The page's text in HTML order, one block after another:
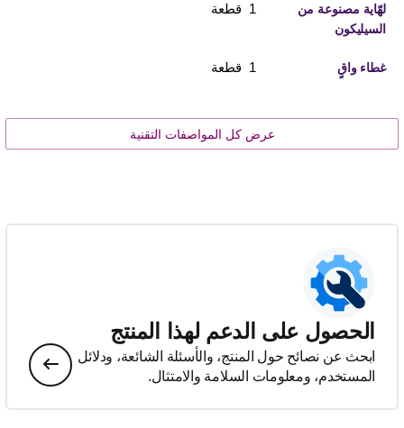
لهّاية مصنوعة من
السيليكون
1 قطعة
غطاء واقٍ 1 قطعة
عرض كل المواصفات التقنية
الحصول على الدعم لهذا المنتج
ابحث عن نصائح حول المنتج، والأسئلة الشائعة، ودلائل
المستخدم، ومعلومات السلامة والامتثال.